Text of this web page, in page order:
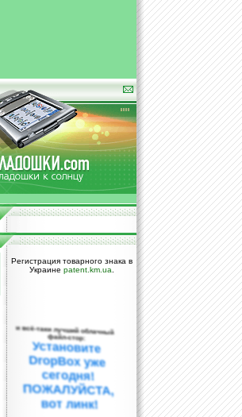
Регистрация товарного знака в
Украине patent.km.ua
и всё-таки лучший облачный
файл-стор:
Установите
DropBox уже
сегодня!
ПОЖАЛУЙСТА,
вот линк!